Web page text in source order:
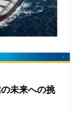
未来への挑